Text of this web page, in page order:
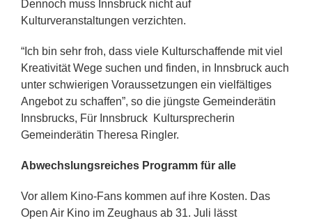
Dennoch muss Innsbruck nicht auf
Kulturveranstaltungen verzichten.
“Ich bin sehr froh, dass viele Kulturschaffende mit viel
Kreativität Wege suchen und finden, in Innsbruck auch
unter schwierigen Voraussetzungen ein vielfältiges
Angebot zu schaffen”, so die jüngste Gemeinderätin
Innsbrucks, Für Innsbruck Kultursprecherin
Gemeinderätin Theresa Ringler.
Abwechslungsreiches Programm für alle
Vor allem Kino-Fans kommen auf ihre Kosten. Das
Open Air Kino im Zeughaus ab 31. Juli lässt